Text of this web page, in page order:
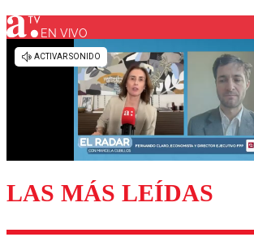
Los comentarios son moderados para
diálogo respetuoso.
EN VIVO
LAS MÁS LEÍDAS